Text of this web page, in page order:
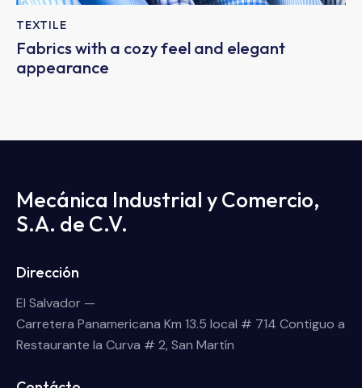
TEXTILE
Fabrics with a cozy feel and elegant
appearance
Mecánica Industrial y Comercio,
S.A. de C.V.
Dirección
El Salvador —
Carretera Panamericana Km 13.5 local # 714 Contiguo a
Restaurante la Curva # 2, San Martín